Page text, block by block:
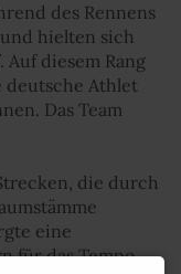
des Rennens
hielten sich
diesem Rang
deutsche Athlet
Das Team
die durch
eine
für das Tempo.